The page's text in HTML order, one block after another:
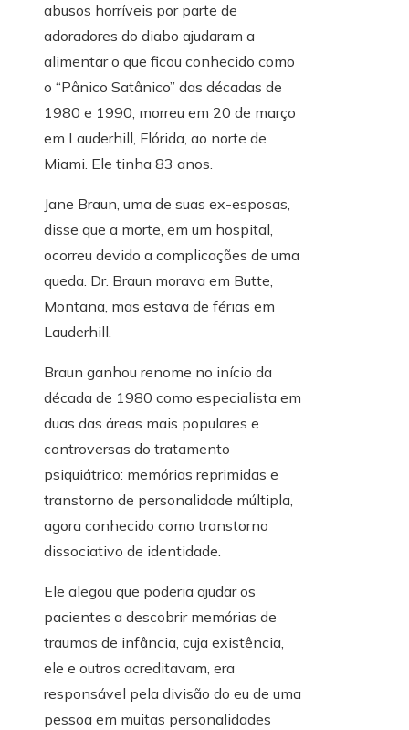
abusos horríveis por parte de
adoradores do diabo ajudaram a
alimentar o que ficou conhecido como
o “Pânico Satânico” das décadas de
1980 e 1990, morreu em 20 de março
em Lauderhill, Flórida, ao norte de
Miami. Ele tinha 83 anos.
Jane Braun, uma de suas ex-esposas,
disse que a morte, em um hospital,
ocorreu devido a complicações de uma
queda. Dr. Braun morava em Butte,
Montana, mas estava de férias em
Lauderhill.
Braun ganhou renome no início da
década de 1980 como especialista em
duas das áreas mais populares e
controversas do tratamento
psiquiátrico: memórias reprimidas e
transtorno de personalidade múltipla,
agora conhecido como transtorno
dissociativo de identidade.
Ele alegou que poderia ajudar os
pacientes a descobrir memórias de
traumas de infância, cuja existência,
ele e outros acreditavam, era
responsável pela divisão do eu de uma
pessoa em muitas personalidades